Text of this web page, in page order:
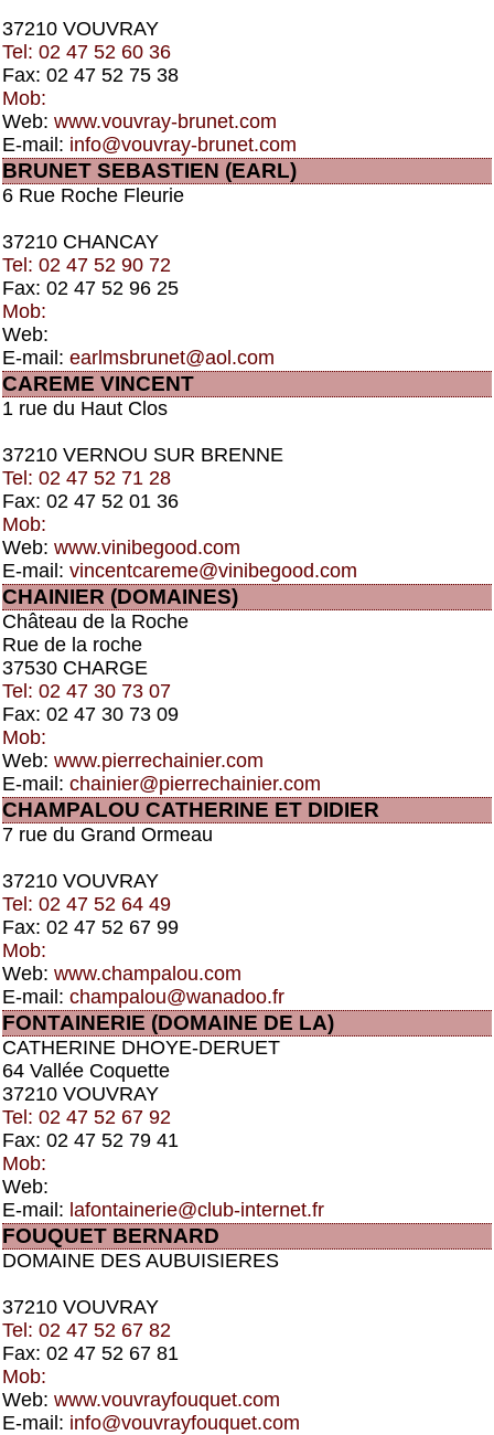
37210 VOUVRAY
Tel: 02 47 52 60 36
Fax: 02 47 52 75 38
Mob:
Web: www.vouvray-brunet.com
E-mail: info@vouvray-brunet.com
BRUNET SEBASTIEN (EARL)
6 Rue Roche Fleurie
37210 CHANCAY
Tel: 02 47 52 90 72
Fax: 02 47 52 96 25
Mob:
Web:
E-mail: earlmsbrunet@aol.com
CAREME VINCENT
1 rue du Haut Clos
37210 VERNOU SUR BRENNE
Tel: 02 47 52 71 28
Fax: 02 47 52 01 36
Mob:
Web: www.vinibegood.com
E-mail: vincentcareme@vinibegood.com
CHAINIER (DOMAINES)
Château de la Roche
Rue de la roche
37530 CHARGE
Tel: 02 47 30 73 07
Fax: 02 47 30 73 09
Mob:
Web: www.pierrechainier.com
E-mail: chainier@pierrechainier.com
CHAMPALOU CATHERINE ET DIDIER
7 rue du Grand Ormeau
37210 VOUVRAY
Tel: 02 47 52 64 49
Fax: 02 47 52 67 99
Mob:
Web: www.champalou.com
E-mail: champalou@wanadoo.fr
FONTAINERIE (DOMAINE DE LA)
CATHERINE DHOYE-DERUET
64 Vallée Coquette
37210 VOUVRAY
Tel: 02 47 52 67 92
Fax: 02 47 52 79 41
Mob:
Web:
E-mail: lafontainerie@club-internet.fr
FOUQUET BERNARD
DOMAINE DES AUBUISIERES
37210 VOUVRAY
Tel: 02 47 52 67 82
Fax: 02 47 52 67 81
Mob:
Web: www.vouvrayfouquet.com
E-mail: info@vouvrayfouquet.com